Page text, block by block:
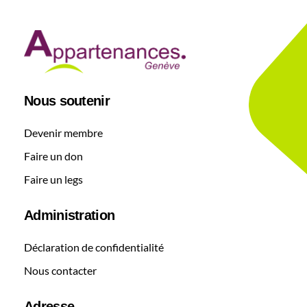
i
v
Nous soutenir
Devenir membre
Faire un don
Faire un legs
Administration
Déclaration de confidentialité
Nous contacter